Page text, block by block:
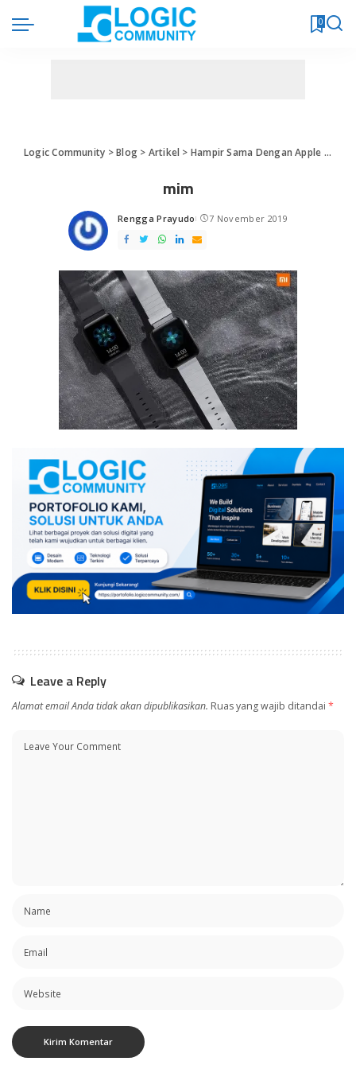
0
Logic Community >Blog> Artikel > Hampir Sama Dengan Apple Watch, Mi Watch Punya Keunggulan di Harga Yang Lebih Murah
mim
Posted
by
Rengga Prayudo 7 November 2019
Leave a Reply
Alamat email Anda tidak akan dipublikasikan. Ruas yang wajib ditandai *